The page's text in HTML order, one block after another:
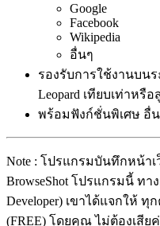
Google
Facebook
Wikipedia
อื่นๆ
รองรับการใช้งานบนร
Leopard เทียบเท่าหรือ
พร้อมฟังก์ชั่นพิเศษ อื่
Note : โปรแกรมบันทึกหน้า
BrowseShot โปรแกรมนี้ ท
Developer) เขาได้แจกให้
(FREE) โดยคุณ ไม่ต้องเสีย